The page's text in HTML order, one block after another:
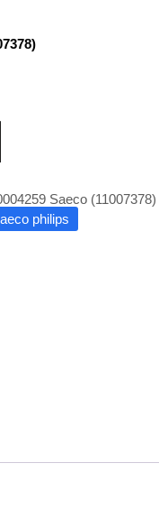
Saeco (11007378)
philips